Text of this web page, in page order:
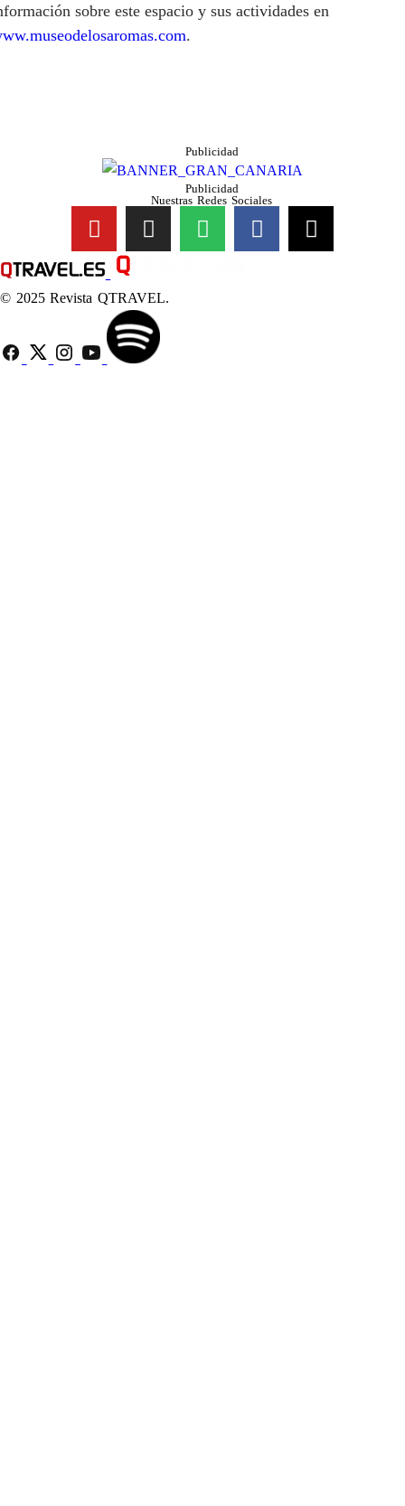
sobre este espacio y sus actividades en
.
Publicidad
Publicidad
Nuestras Redes Sociales
© 2025 Revista QTRAVEL.